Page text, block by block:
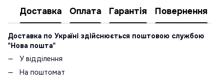
Доставка Оплата Гарантія Повернення
Доставка по Україні здійснюється поштовою службою
"Нова пошта"
У відділення
На поштомат